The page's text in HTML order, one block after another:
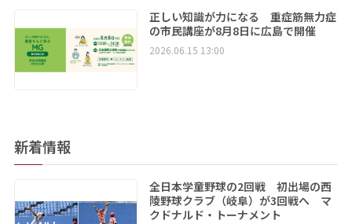
正しい知識が力になる 重症筋無力症
の市民講座が8月8日に広島で開催
2026.06.15 13:00
新着情報
全日本学童野球の2回戦 初出場の西
陵野球クラブ（岐阜）が3回戦へ マ
クドナルド・トーナメント